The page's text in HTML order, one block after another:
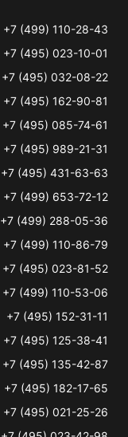
+7 (499) 110-28-43
+7 (495) 023-10-01
+7 (495) 032-08-22
+7 (495) 162-90-81
+7 (495) 085-74-61
+7 (495) 989-21-31
+7 (495) 431-63-63
+7 (499) 653-72-12
+7 (499) 288-05-36
+7 (499) 110-86-79
+7 (495) 023-81-52
+7 (499) 110-53-06
+7 (495) 152-31-11
+7 (495) 125-38-41
+7 (495) 135-42-87
+7 (495) 182-17-65
+7 (495) 021-25-26